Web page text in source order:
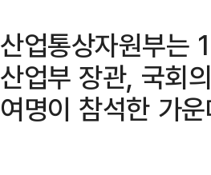
산업통상자원부는
산업부 장관, 국회
여명이 참석한 가